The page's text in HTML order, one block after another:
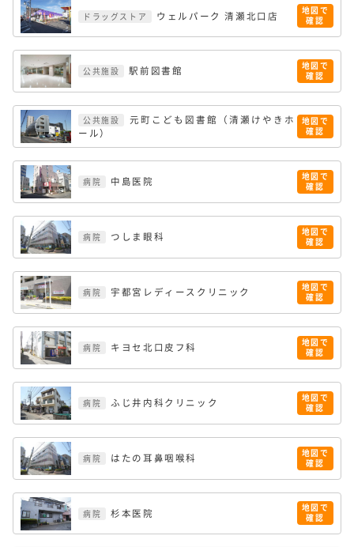
ドラッグストア ウェルパーク 清瀬北口店
地図で
確認
公共施設 駅前図書館
地図で
確認
公共施設
元町こども図書館（清瀬けやきホ
ール）
地図で
確認
病院 中島医院
地図で
確認
病院 つしま眼科
地図で
確認
病院 宇都宮レディースクリニック
地図で
確認
病院 キヨセ北口皮フ科
地図で
確認
病院 ふじ井内科クリニック
地図で
確認
病院 はたの耳鼻咽喉科
地図で
確認
病院 杉本医院
地図で
確認